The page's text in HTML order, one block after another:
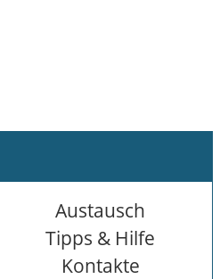
Austausch
Tipps & Hilfe
Kontakte